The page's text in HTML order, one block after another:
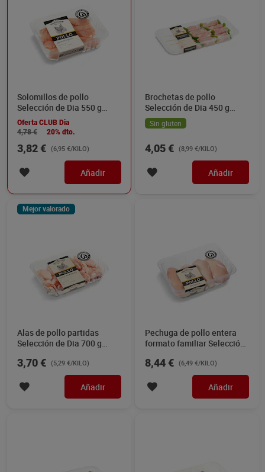
Solomillos de pollo
Selección de Dia 550 g
aprox.
Oferta CLUB Dia
4,78 €
20% dto.
3,82 € (6,95 €/KILO)
Añadir
Brochetas de pollo
Selección de Dia 450 g
aprox.
Sin gluten
4,05 € (8,99 €/KILO)
Añadir
Mejor valorado
Alas de pollo partidas
Selección de Dia 700 g
3,70 € (5,29 €/KILO)
Añadir
Pechuga de pollo entera
formato familiar Selección
8,44 € (6,49 €/KILO)
Añadir